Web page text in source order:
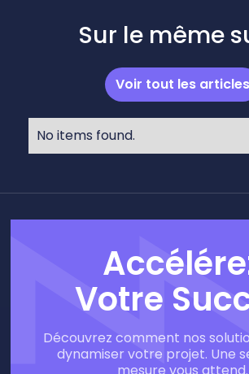
Sur le même
Voir tout les articles
No items found.
Votre
Découvrez comment nos
dynamiser votre projet. Une
mesure vous attend.